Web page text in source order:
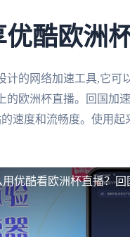
优酷欧洲
计的网络加速工具,它可
的欧洲杯直播。回国加
速度和流畅度。使用
优酷看欧洲杯直播？